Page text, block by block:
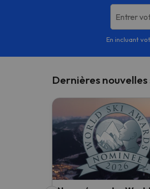
Entrer
En incluant
Dernières